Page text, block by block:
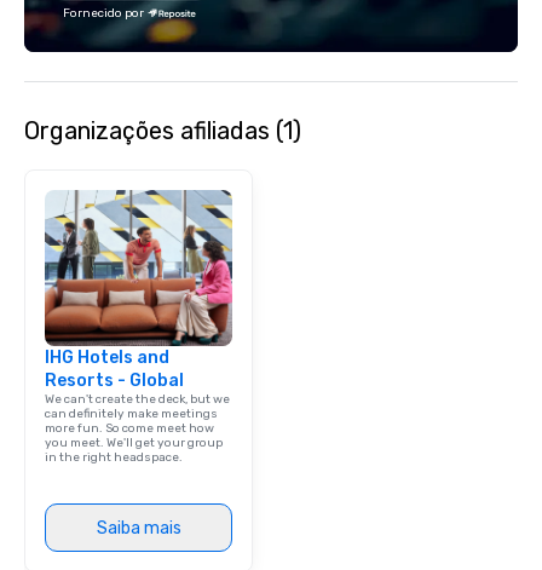
Fornecido por
Organizações afiliadas (1)
IHG Hotels and
Resorts - Global
We can't create the deck, but we
can definitely make meetings
more fun. So come meet how
you meet. We'll get your group
in the right headspace.
Saiba mais